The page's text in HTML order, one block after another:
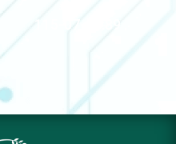
115-07-03:89